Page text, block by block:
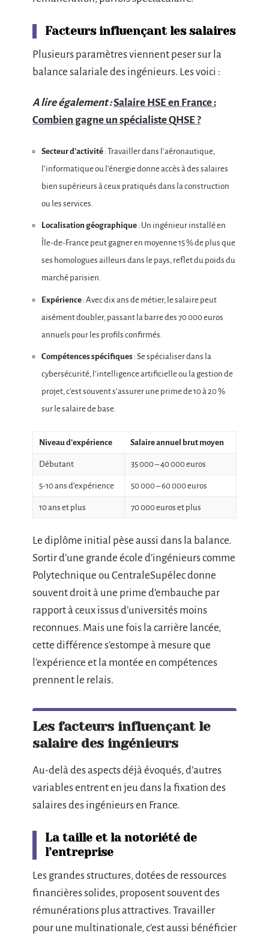
Facteurs influençant les salaires
Plusieurs paramètres viennent peser sur la
balance salariale des ingénieurs. Les voici :
A lire également :Salaire HSE en France :
Combien gagne un spécialiste QHSE ?
Secteur d’activité : Travailler dans l’aéronautique,
l’informatique ou l’énergie donne accès à des salaires
bien supérieurs à ceux pratiqués dans la construction
ou les services.
Localisation géographique : Un ingénieur installé en
Île-de-France peut gagner en moyenne 15 % de plus que
ses homologues ailleurs dans le pays, reflet du poids du
marché parisien.
Expérience : Avec dix ans de métier, le salaire peut
aisément doubler, passant la barre des 70 000 euros
annuels pour les profils confirmés.
Compétences spécifiques : Se spécialiser dans la
cybersécurité, l’intelligence artificielle ou la gestion de
projet, c’est souvent s’assurer une prime de 10 à 20 %
sur le salaire de base.
Niveau d’expérience Salaire annuel brut moyen
Débutant 35 000 – 40 000 euros
5-10 ans d’expérience 50 000 – 60 000 euros
10 ans et plus 70 000 euros et plus
Le diplôme initial pèse aussi dans la balance.
Sortir d’une grande école d’ingénieurs comme
Polytechnique ou CentraleSupélec donne
souvent droit à une prime d’embauche par
rapport à ceux issus d’universités moins
reconnues. Mais une fois la carrière lancée,
cette différence s’estompe à mesure que
l’expérience et la montée en compétences
prennent le relais.
Les facteurs influençant le
salaire des ingénieurs
Au-delà des aspects déjà évoqués, d’autres
variables entrent en jeu dans la fixation des
salaires des ingénieurs en France.
La taille et la notoriété de
l’entreprise
Les grandes structures, dotées de ressources
financières solides, proposent souvent des
rémunérations plus attractives. Travailler
pour une multinationale, c’est aussi bénéficier